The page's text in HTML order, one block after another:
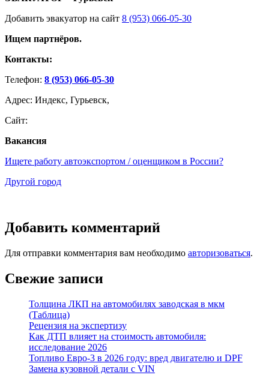
Добавить эвакуатор на сайт 8 (953) 066-05-30
Ищем партнёров.
Контакты:
Телефон: 8 (953) 066-05-30
Адрес: Индекс, Гурьевск,
Сайт:
Вакансия
Ищете работу автоэкспортом / оценщиком в России?
Другой город
Добавить комментарий
Для отправки комментария вам необходимо авторизоваться.
Свежие записи
Толщина ЛКП на автомобилях заводская в мкм
(Таблица)
Рецензия на экспертизу
Как ДТП влияет на стоимость автомобиля:
исследование 2026
Топливо Евро-3 в 2026 году: вред двигателю и DPF
Замена кузовной детали с VIN